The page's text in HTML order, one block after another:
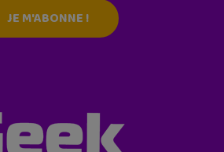
JE M'ABONNE !